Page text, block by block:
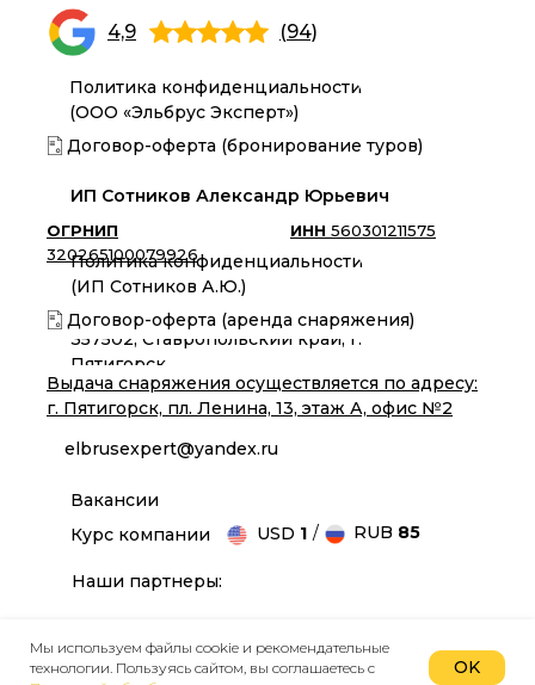
Политика конфиденциальности
(ООО «Эльбрус Эксперт»)
Политика конфиденциальности
(ИП Сотников А.Ю.)
ОГРНИП
320265100079926
ИНН 560301211575
Вакансии
ИП Сотников Александр Юрьевич
Договор-оферта (аренда снаряжения)
Договор-оферта (бронирование туров)
Выдача снаряжения осуществляется по адресу:
г. Пятигорск, пл. Ленина, 13, этаж А, офис №2
elbrusexpert@yandex.ru
357502, Ставропольский край, г.
Пятигорск
Наши партнеры:
4,9 (94)
Курс компании RUB 85
USD 1 /
Мы используем файлы cookie и рекомендательные
технологии. Пользуясь сайтом, вы соглашаетесь с
OK